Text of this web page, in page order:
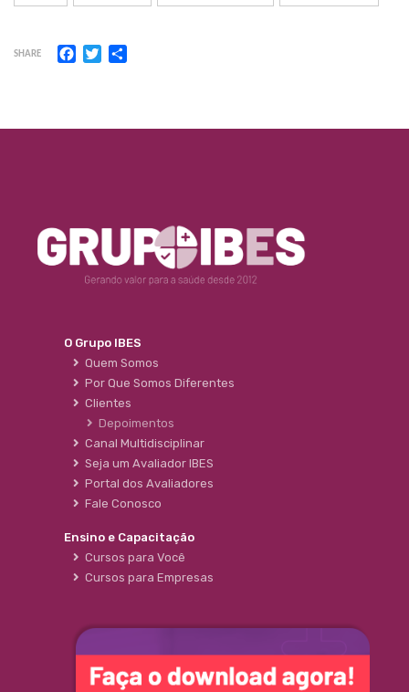
SHARE Facebook
Twitter
O Grupo IBES
Quem Somos
Por Que Somos Diferentes
Clientes
Depoimentos
Canal Multidisciplinar
Seja um Avaliador IBES
Portal dos Avaliadores
Fale Conosco
Ensino e Capacitação
Cursos para Você
Cursos para Empresas